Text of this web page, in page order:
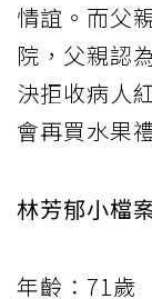
情誼。而父
院，父親認
決拒收病人
會再買水果
林芳郁小檔
年齡：71歲